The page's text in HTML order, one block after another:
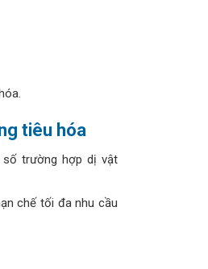
tiêu hóa
số trường hợp dị vật
chế tối đa nhu cầu